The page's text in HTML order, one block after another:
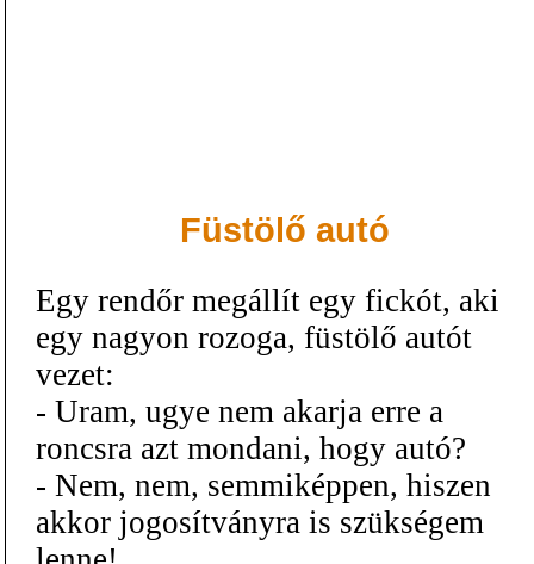
Füstölő autó
Egy rendőr megállít egy fickót, aki
egy nagyon rozoga, füstölő autót
vezet:
- Uram, ugye nem akarja erre a
roncsra azt mondani, hogy autó?
- Nem, nem, semmiképpen, hiszen
akkor jogosítványra is szükségem